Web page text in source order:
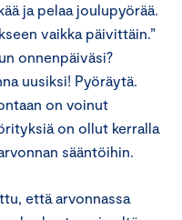
ja pelaa joulupyörää.
vaikka päivittäin.”
onnenpäiväsi?
uusiksi! Pyöräytä.
on voinut
on ollut kerralla
sääntöihin.
että arvonnassa